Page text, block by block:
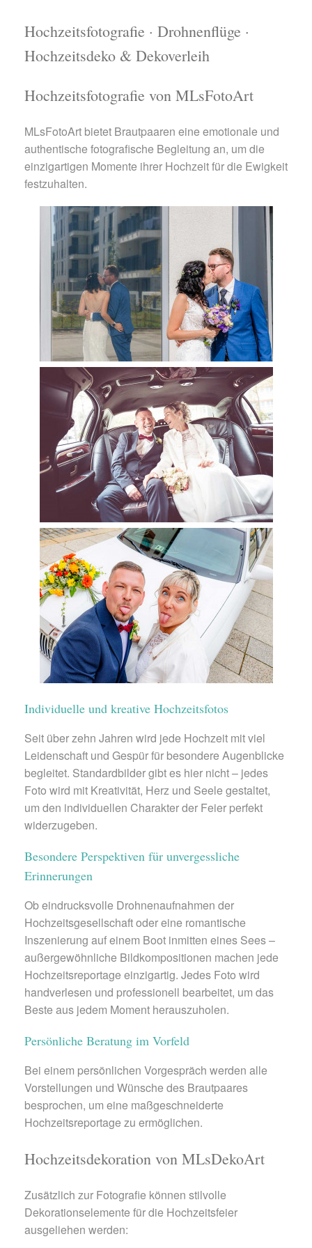
Hochzeitsfotografie · Drohnenflüge ·
Hochzeitsdeko & Dekoverleih
Hochzeitsfotografie von MLsFotoArt
MLsFotoArt bietet Brautpaaren eine emotionale und
authentische fotografische Begleitung an, um die
einzigartigen Momente ihrer Hochzeit für die Ewigkeit
festzuhalten.
Individuelle und kreative Hochzeitsfotos
Seit über zehn Jahren wird jede Hochzeit mit viel
Leidenschaft und Gespür für besondere Augenblicke
begleitet. Standardbilder gibt es hier nicht – jedes
Foto wird mit Kreativität, Herz und Seele gestaltet,
um den individuellen Charakter der Feier perfekt
widerzugeben.
Besondere Perspektiven für unvergessliche
Erinnerungen
Ob eindrucksvolle Drohnenaufnahmen der
Hochzeitsgesellschaft oder eine romantische
Inszenierung auf einem Boot inmitten eines Sees –
außergewöhnliche Bildkompositionen machen jede
Hochzeitsreportage einzigartig. Jedes Foto wird
handverlesen und professionell bearbeitet, um das
Beste aus jedem Moment herauszuholen.
Persönliche Beratung im Vorfeld
Bei einem persönlichen Vorgespräch werden alle
Vorstellungen und Wünsche des Brautpaares
besprochen, um eine maßgeschneiderte
Hochzeitsreportage zu ermöglichen.
Hochzeitsdekoration von MLsDekoArt
Zusätzlich zur Fotografie können stilvolle
Dekorationselemente für die Hochzeitsfeier
ausgeliehen werden: